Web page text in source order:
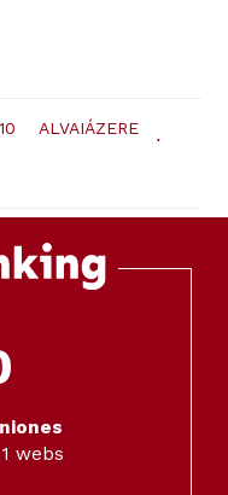
ALVAIÁZERE
webs